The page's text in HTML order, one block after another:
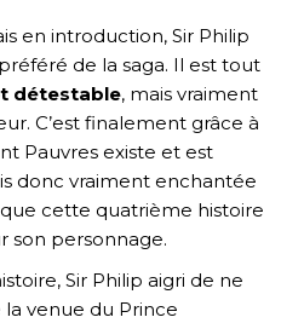
en introduction, Sir Philip
de la saga. Il est tout
détestable, mais vraiment
C’est finalement grâce à
Pauvres existe et est
donc vraiment enchantée
cette quatrième histoire
son personnage.
Sir Philip aigri de ne
venue du Prince